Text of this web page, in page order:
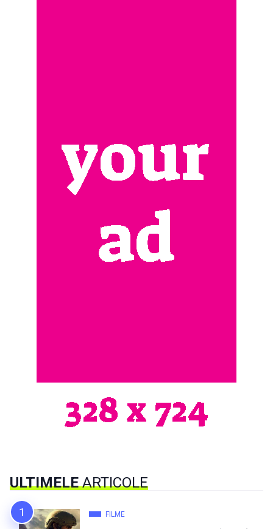
ULTIMELEARTICOLE
FILME